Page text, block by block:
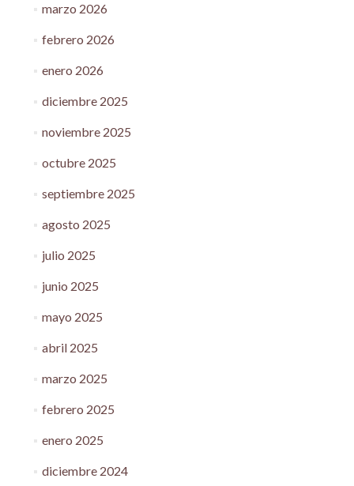
marzo 2026
febrero 2026
enero 2026
diciembre 2025
noviembre 2025
octubre 2025
septiembre 2025
agosto 2025
julio 2025
junio 2025
mayo 2025
abril 2025
marzo 2025
febrero 2025
enero 2025
diciembre 2024